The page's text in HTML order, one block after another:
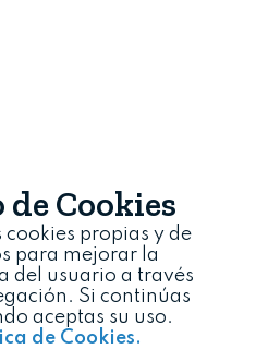
de Cookies
propias y de
para mejorar la
del usuario a través
Si continúas
aceptas su uso.
de Cookies.